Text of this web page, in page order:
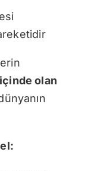
olan